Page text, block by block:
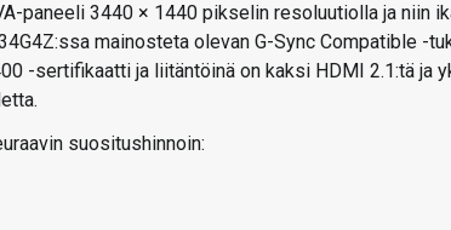
paneeli 3440 × 1440 pikselin resoluutiolla ja niin
mainosteta olevan G-Sync Compatible -
-sertifikaatti ja liitäntöinä on kaksi HDMI 2.1:tä ja
suositushinnoin: